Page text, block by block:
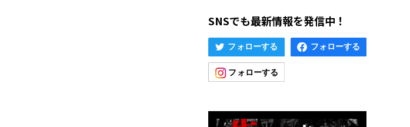
SNSでも最新情報を発信中！